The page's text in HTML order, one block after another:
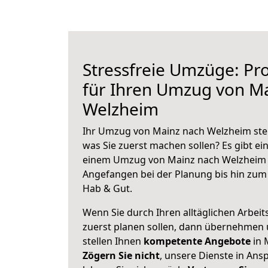
Stressfreie Umzüge:
für Ihren Umzug von
Welzheim
Ihr Umzug von Mainz nach Welzheim
was Sie zuerst machen sollen? Es gibt
einem Umzug von Mainz nach
Angefangen bei der Planung bis hin
Hab & Gut.
Wenn Sie durch Ihren alltäglichen
zuerst planen sollen, dann
stellen Ihnen kompetente Angebote in
Zögern Sie nicht, unsere Dienste in